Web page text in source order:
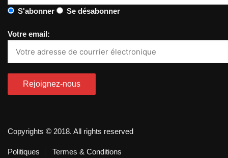
S'abonner Se désabonner
Votre email:
Copyrights © 2018. All rights reserved
Politiques Termes & Conditions